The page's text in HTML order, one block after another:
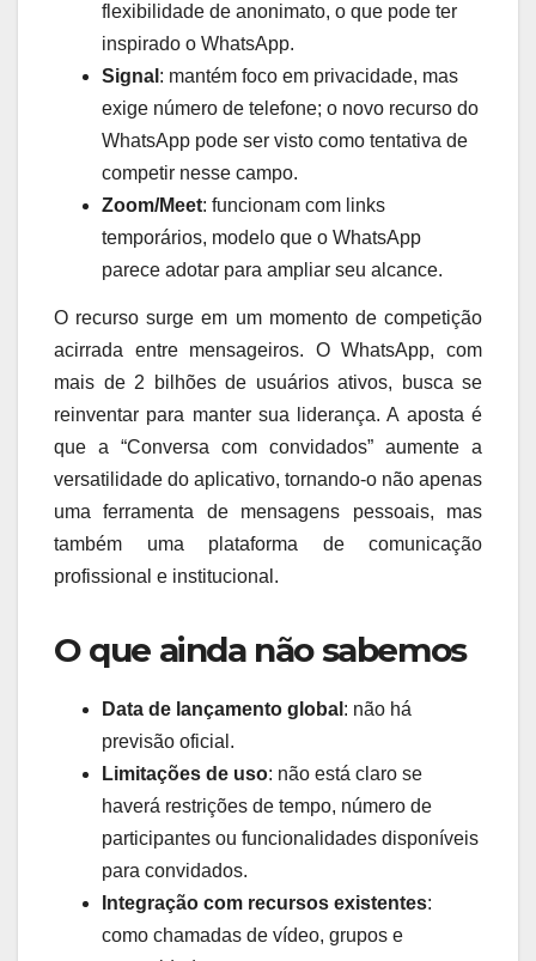
flexibilidade de anonimato, o que pode ter
inspirado o WhatsApp.
Signal : mantém foco em privacidade, mas
exige número de telefone; o novo recurso do
WhatsApp pode ser visto como tentativa de
competir nesse campo.
Zoom/Meet: funcionam com links
temporários, modelo que o WhatsApp
parece adotar para ampliar seu alcance.
O recurso surge em um momento de competição
acirrada entre mensageiros. O WhatsApp, com
mais de 2 bilhões de usuários ativos, busca se
reinventar para manter sua liderança. A aposta é
que a “Conversa com convidados” aumente a
versatilidade do aplicativo, tornando-o não apenas
uma ferramenta de mensagens pessoais, mas
também uma plataforma de comunicação
profissional e institucional.
O que ainda não sabemos
Data de lançamento global : não há
previsão oficial.
Limitações de uso: não está claro se
haverá restrições de tempo, número de
participantes ou funcionalidades disponíveis
para convidados.
Integração com recursos existentes:
como chamadas de vídeo, grupos e